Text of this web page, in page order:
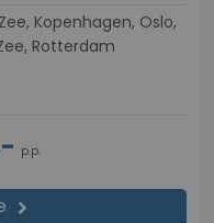
Rotterdam
p.p.
chevron_right